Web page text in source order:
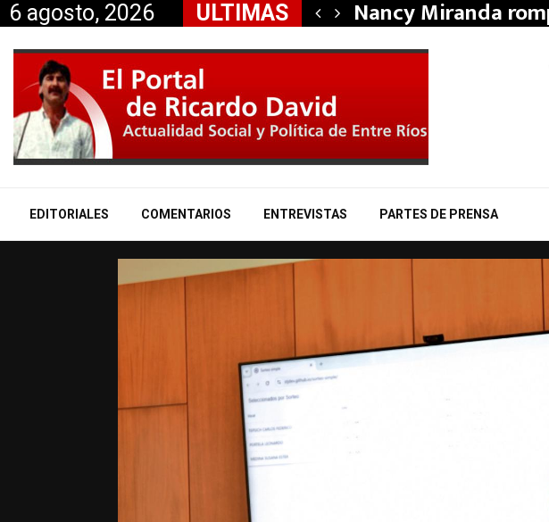
6 agosto, 2026 ULTIMAS
la renuncia… Nancy Miranda
EDITORIALES COMENTARIOS ENTREVISTAS PARTES DE PRENSA